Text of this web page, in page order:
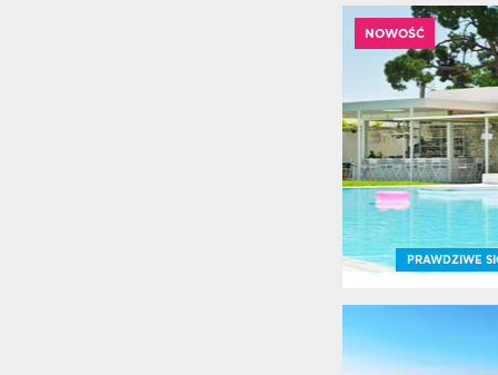
Grecji
Adresy
Linie
2024
NOWOŚĆ
PRAWDZIWE